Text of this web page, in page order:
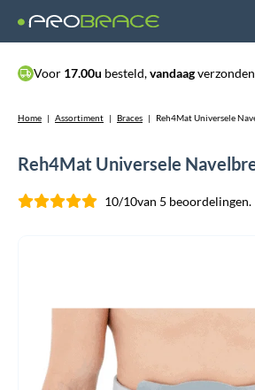
Voor 17.00u besteld,vandaag
Home | Assortiment | Braces | Reh4Mat Universele
Reh4Mat Universele
10/10van 5 beoordelingen.